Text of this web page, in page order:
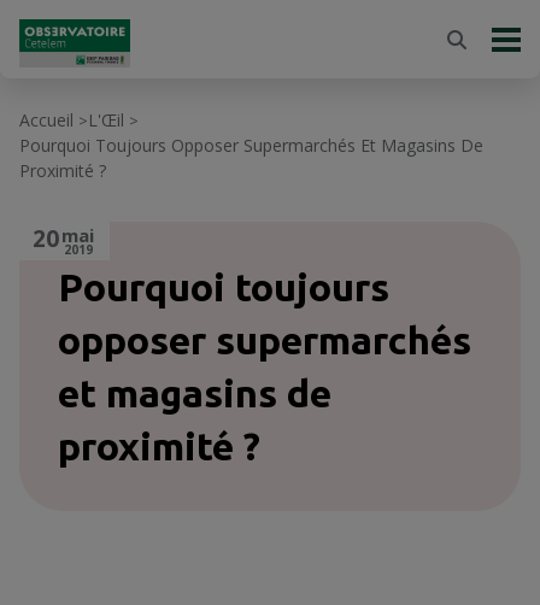
Accueil >L'Œil >
Pourquoi Toujours Opposer Supermarchés Et Magasins De
Proximité ?
Pourquoi toujours
opposer supermarchés
et magasins de
proximité ?
20mai
2019